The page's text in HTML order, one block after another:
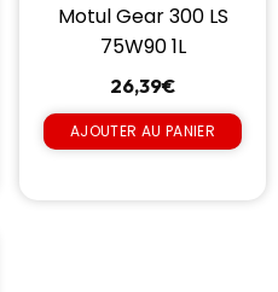
Motul Gear 300 LS
75W90 1L
26,39€
AJOUTER AU PANIER